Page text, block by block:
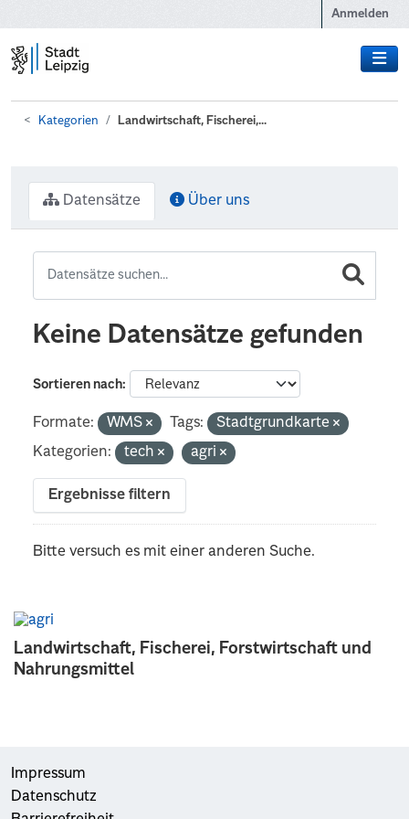
Anmelden
Kategorien Landwirtschaft, Fischerei,...
Landwirtschaft, Fischerei, Forstwirtschaft und
Nahrungsmittel
Datensätze Über uns
Keine Datensätze gefunden
Sortieren nach
Formate: WMS Tags:
Stadtgrundkarte
Kategorien:
tech agri
Ergebnisse filtern
Bitte versuch es mit einer anderen Suche.
Impressum
Datenschutz